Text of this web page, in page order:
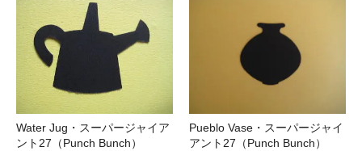
Water Jug・スーパージャイア
ント27（Punch Bunch）
Pueblo Vase・スーパージャイ
アント27（Punch Bunch）